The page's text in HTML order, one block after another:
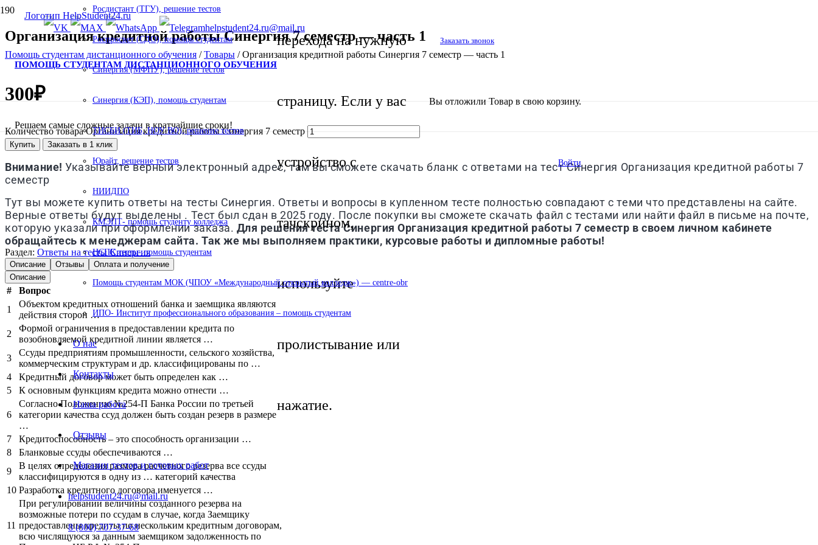
helpstudent24.ru@mail.ru
ПОМОЩЬ СТУДЕНТАМ ДИСТАНЦИОННОГО ОБУЧЕНИЯ
Решаем самые сложные задачи в кратчайшие сроки!
перехода на нужную
страницу. Если у вас
устройство с
тачскрином,
используйте
пролистывание или
нажатие.
Заказать звонок
Вы отложили Товар в свою корзину.
Войти
Росдистант (ТГУ), решение тестов
Роспросвет (СДО), помощь студентам
Синергия (МФПУ), решение тестов
Синергия (КЭП), помощь студентам
ТИСБИ (ТИБ, НОУ ВО), решение тестов
Юрайт, решение тестов
НИИДПО
КМЭПТ- помощь студенту колледжа
НСПК тесты- помощь студентам
Помощь студентам МОК (ЧПОУ «Международный открытый колледж») — centre-obr
ИПО- Институт профессионального образования – помощь студентам
О нас
Контакты
Наша работа
Отзывы
Магазин тестов и готовых работ
helpstudent24.ru@mail.ru
8 (800) 707-37-68
Организация кредитной работы Синергия 7 семестр — часть 1
Помощь студентам дистанционного обучения /Товары /Организация кредитной работы Синергия 7 семестр — часть 1
300₽
Количество товара Организация кредитной работы Синергия 7 семестр
Купить Заказать в 1 клик
Внимание! Указывайте верный электронный адрес, там вы сможете скачать бланк с ответами на тестСинергия Организация кредитной работы 7
семестр
Тут вы можете купить ответы на тесты Синергия. Ответы и вопросы в купленном тесте полностью совпадают с теми что представлены на сайте.
Верные ответы будут выделены . Тест был сдан в 2025 году. После покупки вы сможете скачать файл с тестами или найти файл в письме на почте,
которую указали при оформлении заказа. Для решения тестаСинергия Организация кредитной работы 7 семестр в своем личном кабинете
обращайтесь к менеджерам сайта. Так же мы выполняем практики, курсовые работы и дипломные работы!
Раздел: Ответы на тесты Синергия
Описание Отзывы
Оплата и получение
Описание
#
Вопрос
1
Объектом кредитных отношений банка и заемщика являются
действия сторон …
2
Формой ограничения в предоставлении кредита по
возобновляемой кредитной линии является …
3
Ссуды предприятиям промышленности, сельского хозяйства,
коммерческим структурам и др. классифицированы по …
4
Кредитный договор может быть определен как …
5
К основным функциям кредита можно отнести …
6
Согласно Положению №254-П Банка России по третьей
категории качества ссуд должен быть создан резерв в размере
…
7
Кредитоспособность – это способность организации …
8
Бланковые ссуды обеспечиваются …
9
В целях определения размера расчетного резерва все ссуды
классифицируются в одну из … категорий качества
10 Разработка кредитного договора именуется …
11
При регулировании величины созданного резерва на
возможные потери по ссудам в случае, когда Заемщику
предоставлены кредиты по нескольким кредитным договорам,
всю числящуюся за данным заемщиком задолженность по